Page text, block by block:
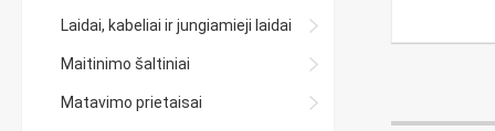
Laidai, kabeliai ir jungiamieji laidai
Maitinimo šaltiniai
Matavimo prietaisai